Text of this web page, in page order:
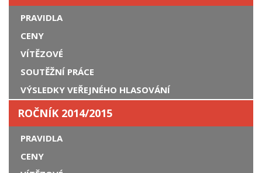
PRAVIDLA
CENY
VÍTĚZOVÉ
SOUTĚŽNÍ PRÁCE
VÝSLEDKY VEŘEJNÉHO HLASOVÁNÍ
ROČNÍK 2014/2015
PRAVIDLA
CENY